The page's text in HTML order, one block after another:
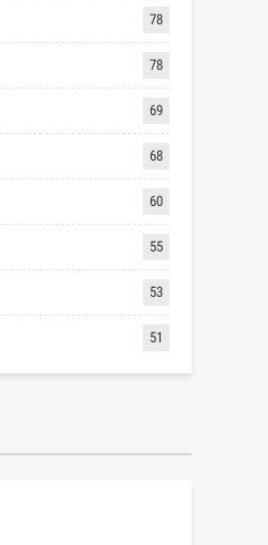
78
78
69
68
60
55
53
51